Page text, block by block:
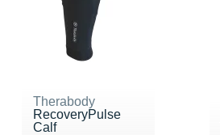
Therabody
RecoveryPulse
Calf